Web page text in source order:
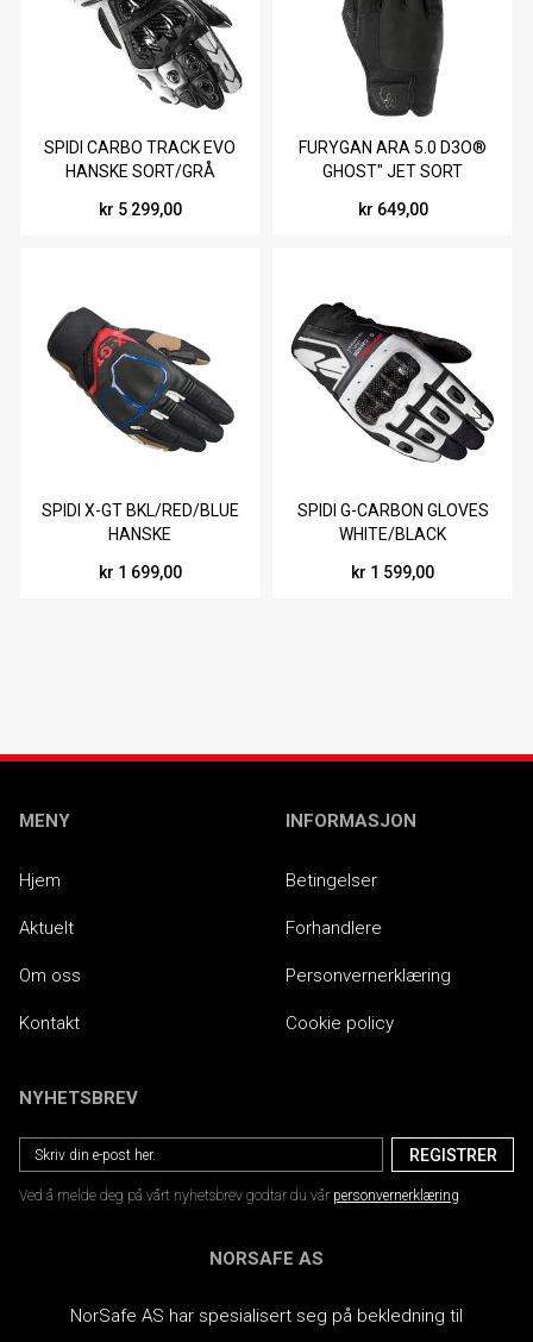
SPIDI CARBO TRACK EVO
HANSKE SORT/GRÅ
kr 5 299,00
FURYGAN ARA 5.0 D3O®
GHOST" JET SORT
kr 649,00
SPIDI X-GT BKL/RED/BLUE
HANSKE
kr 1 699,00
SPIDI G-CARBON GLOVES
WHITE/BLACK
kr 1 599,00
MENY
Hjem
Aktuelt
Om oss
Kontakt
INFORMASJON
Betingelser
Forhandlere
Personvernerklæring
Cookie policy
NYHETSBREV
Ved å melde deg på vårt nyhetsbrev godtar du vår personvernerklæring
NORSAFE AS
NorSafe AS har spesialisert seg på bekledning til